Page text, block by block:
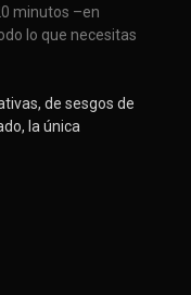
minutos –en
lo que necesitas
de sesgos de
la única